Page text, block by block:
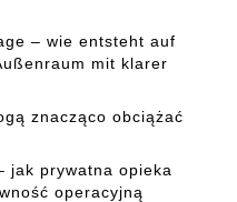
– wie entsteht auf
mit klarer
znacząco obciążać
jak prywatna opieka
operacyjną